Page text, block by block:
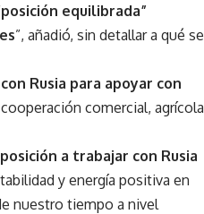
equilibrada”
”, añadió, sin detallar a qué se
Rusia para apoyar con
comercial, agrícola
a trabajar con Rusia
y energía positiva en
nuestro tiempo a nivel